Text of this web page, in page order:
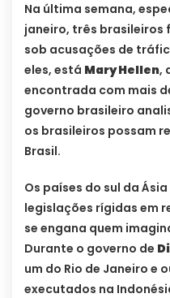
Na última semana,
janeiro, três brasileiros
sob acusações de
eles, está Mary Hellen,
encontrada com mais
governo brasileiro
os brasileiros possam
Brasil.
Os países do sul da
legislações rígidas em
se engana quem
Durante o governo de
um do Rio de Janeiro e
executados na